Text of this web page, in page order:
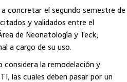
concretar el segundo semestre de
y validados entre el
de Neonatología y Teck,
a cargo de su uso.
considera la remodelación y
las cuales deben pasar por un